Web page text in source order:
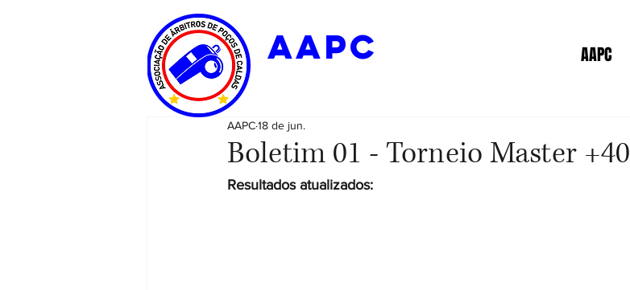
AAPC
aapc
Boletim 01 - Torneio Master +40
AAPC18 de jun.
Resultados atualizados: